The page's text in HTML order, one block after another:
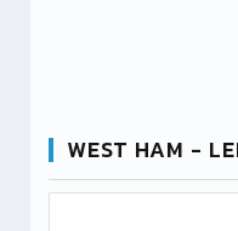
WEST HAM -